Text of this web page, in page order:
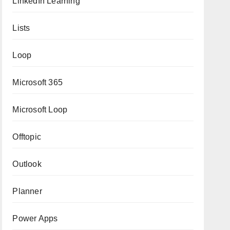
Lists
Loop
Microsoft 365
Microsoft Loop
Offtopic
Outlook
Planner
Power Apps